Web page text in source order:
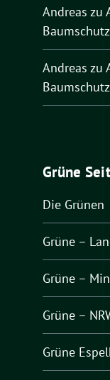
Andreas zu
Andreas zu
Grüne
Die Grünen
Grüne –
Grüne –
Grüne –
Grüne